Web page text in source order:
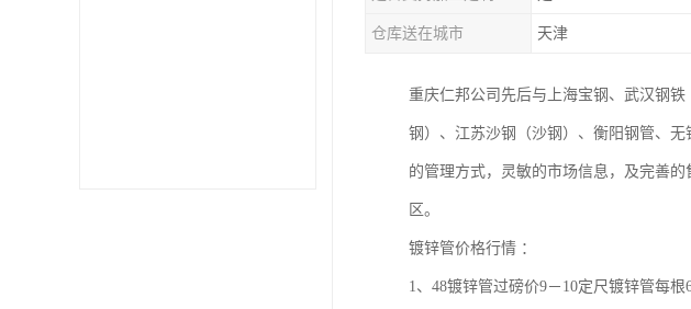
仓库送在城市 天津
重庆仁邦公司先后与上海宝钢、武汉钢
钢）、江苏沙钢（沙钢）、衡阳钢管、
的管理方式，灵敏的市场信息，及完善
区。
镀锌管价格行情 ：
1、48镀锌管过磅价9－10定尺镀锌管每